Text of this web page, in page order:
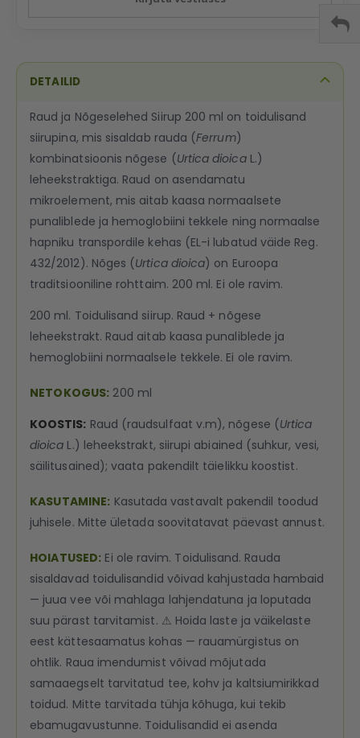
DETAILID
Raud ja Nõgeselehed Siirup 200 ml on toidulisand
siirupina, mis sisaldab rauda (Ferrum)
kombinatsioonis nõgese (Urtica dioicaL.)
leheekstraktiga. Raud on asendamatu
mikroelement, mis aitab kaasa normaalsete
punaliblede ja hemoglobiini tekkele ning normaalse
hapniku transpordile kehas (EL-i lubatud väide Reg.
432/2012). Nõges (Urtica dioica) on Euroopa
traditsiooniline rohttaim. 200 ml. Ei ole ravim.
200 ml. Toidulisand siirup. Raud + nõgese
leheekstrakt. Raud aitab kaasa punaliblede ja
hemoglobiini normaalsele tekkele. Ei ole ravim.
NETOKOGUS: 200 ml
KOOSTIS: Raud (raudsulfaat v.m), nõgese (Urtica
dioica L.) leheekstrakt, siirupi abiained (suhkur, vesi,
säilitusained); vaata pakendilt täielikku koostist.
KASUTAMINE: Kasutada vastavalt pakendil toodud
juhisele. Mitte ületada soovitatavat päevast annust.
HOIATUSED: Ei ole ravim. Toidulisand. Rauda
sisaldavad toidulisandid võivad kahjustada hambaid
— juua vee või mahlaga lahjendatuna ja loputada
suu pärast tarvitamist. ⚠ Hoida laste ja väikelaste
eest kättesaamatus kohas — rauamürgistus on
ohtlik. Raua imendumist võivad mõjutada
samaaegselt tarvitatud tee, kohv ja kaltsiumirikkad
toidud. Mitte tarvitada tühja kõhuga, kui tekib
ebamugavustunne. Toidulisandid ei asenda